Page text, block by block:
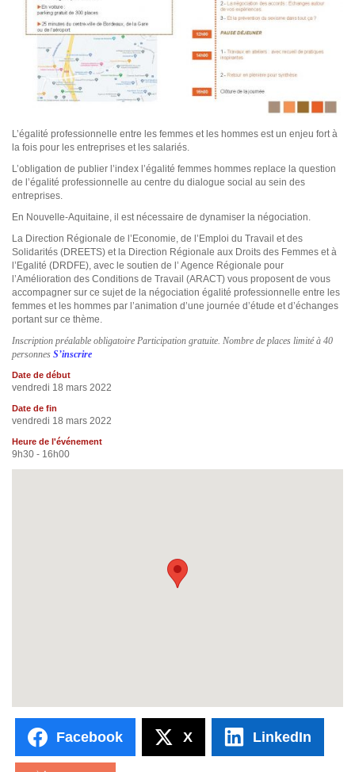
L’égalité professionnelle entre les femmes et les hommes est un enjeu fort à
la fois pour les entreprises et les salariés.
L’obligation de publier l’index l’égalité femmes hommes replace la question
de l’égalité professionnelle au centre du dialogue social au sein des
entreprises.
En Nouvelle-Aquitaine, il est nécessaire de dynamiser la négociation.
La Direction Régionale de l’Economie, de l’Emploi du Travail et des
Solidarités (DREETS) et la Direction Régionale aux Droits des Femmes et à
l’Egalité (DRDFE), avec le soutien de l’ Agence Régionale pour
l’Amélioration des Conditions de Travail (ARACT) vous proposent de vous
accompagner sur ce sujet de la négociation égalité professionnelle entre les
femmes et les hommes par l’animation d’une journée d’étude et d’échanges
portant sur ce thème.
Inscription préalable obligatoire Participation gratuite. Nombre de places limité à 40
personnes S’inscrire
Date de début
vendredi 18 mars 2022
Date de fin
vendredi 18 mars 2022
Heure de l'événement
9h30 - 16h00
Facebook X LinkedIn